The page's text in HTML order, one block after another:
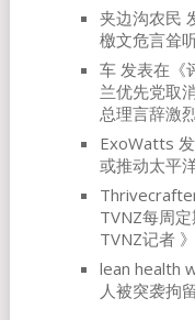
夹边沟农民
檄文危言耸
车发表在《
兰优先党取
总理言辞激
ExoWatts
或推动太平
TVNZ每周
TVNZ记者 》
lean health
人被突袭拘